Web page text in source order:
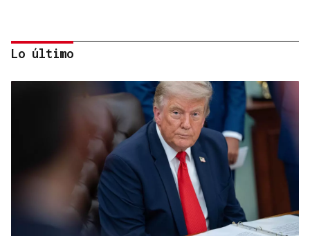
MADRES LACTANTES
Una "tetada" en Ourense para hacer visible la
lactancia
Lo último